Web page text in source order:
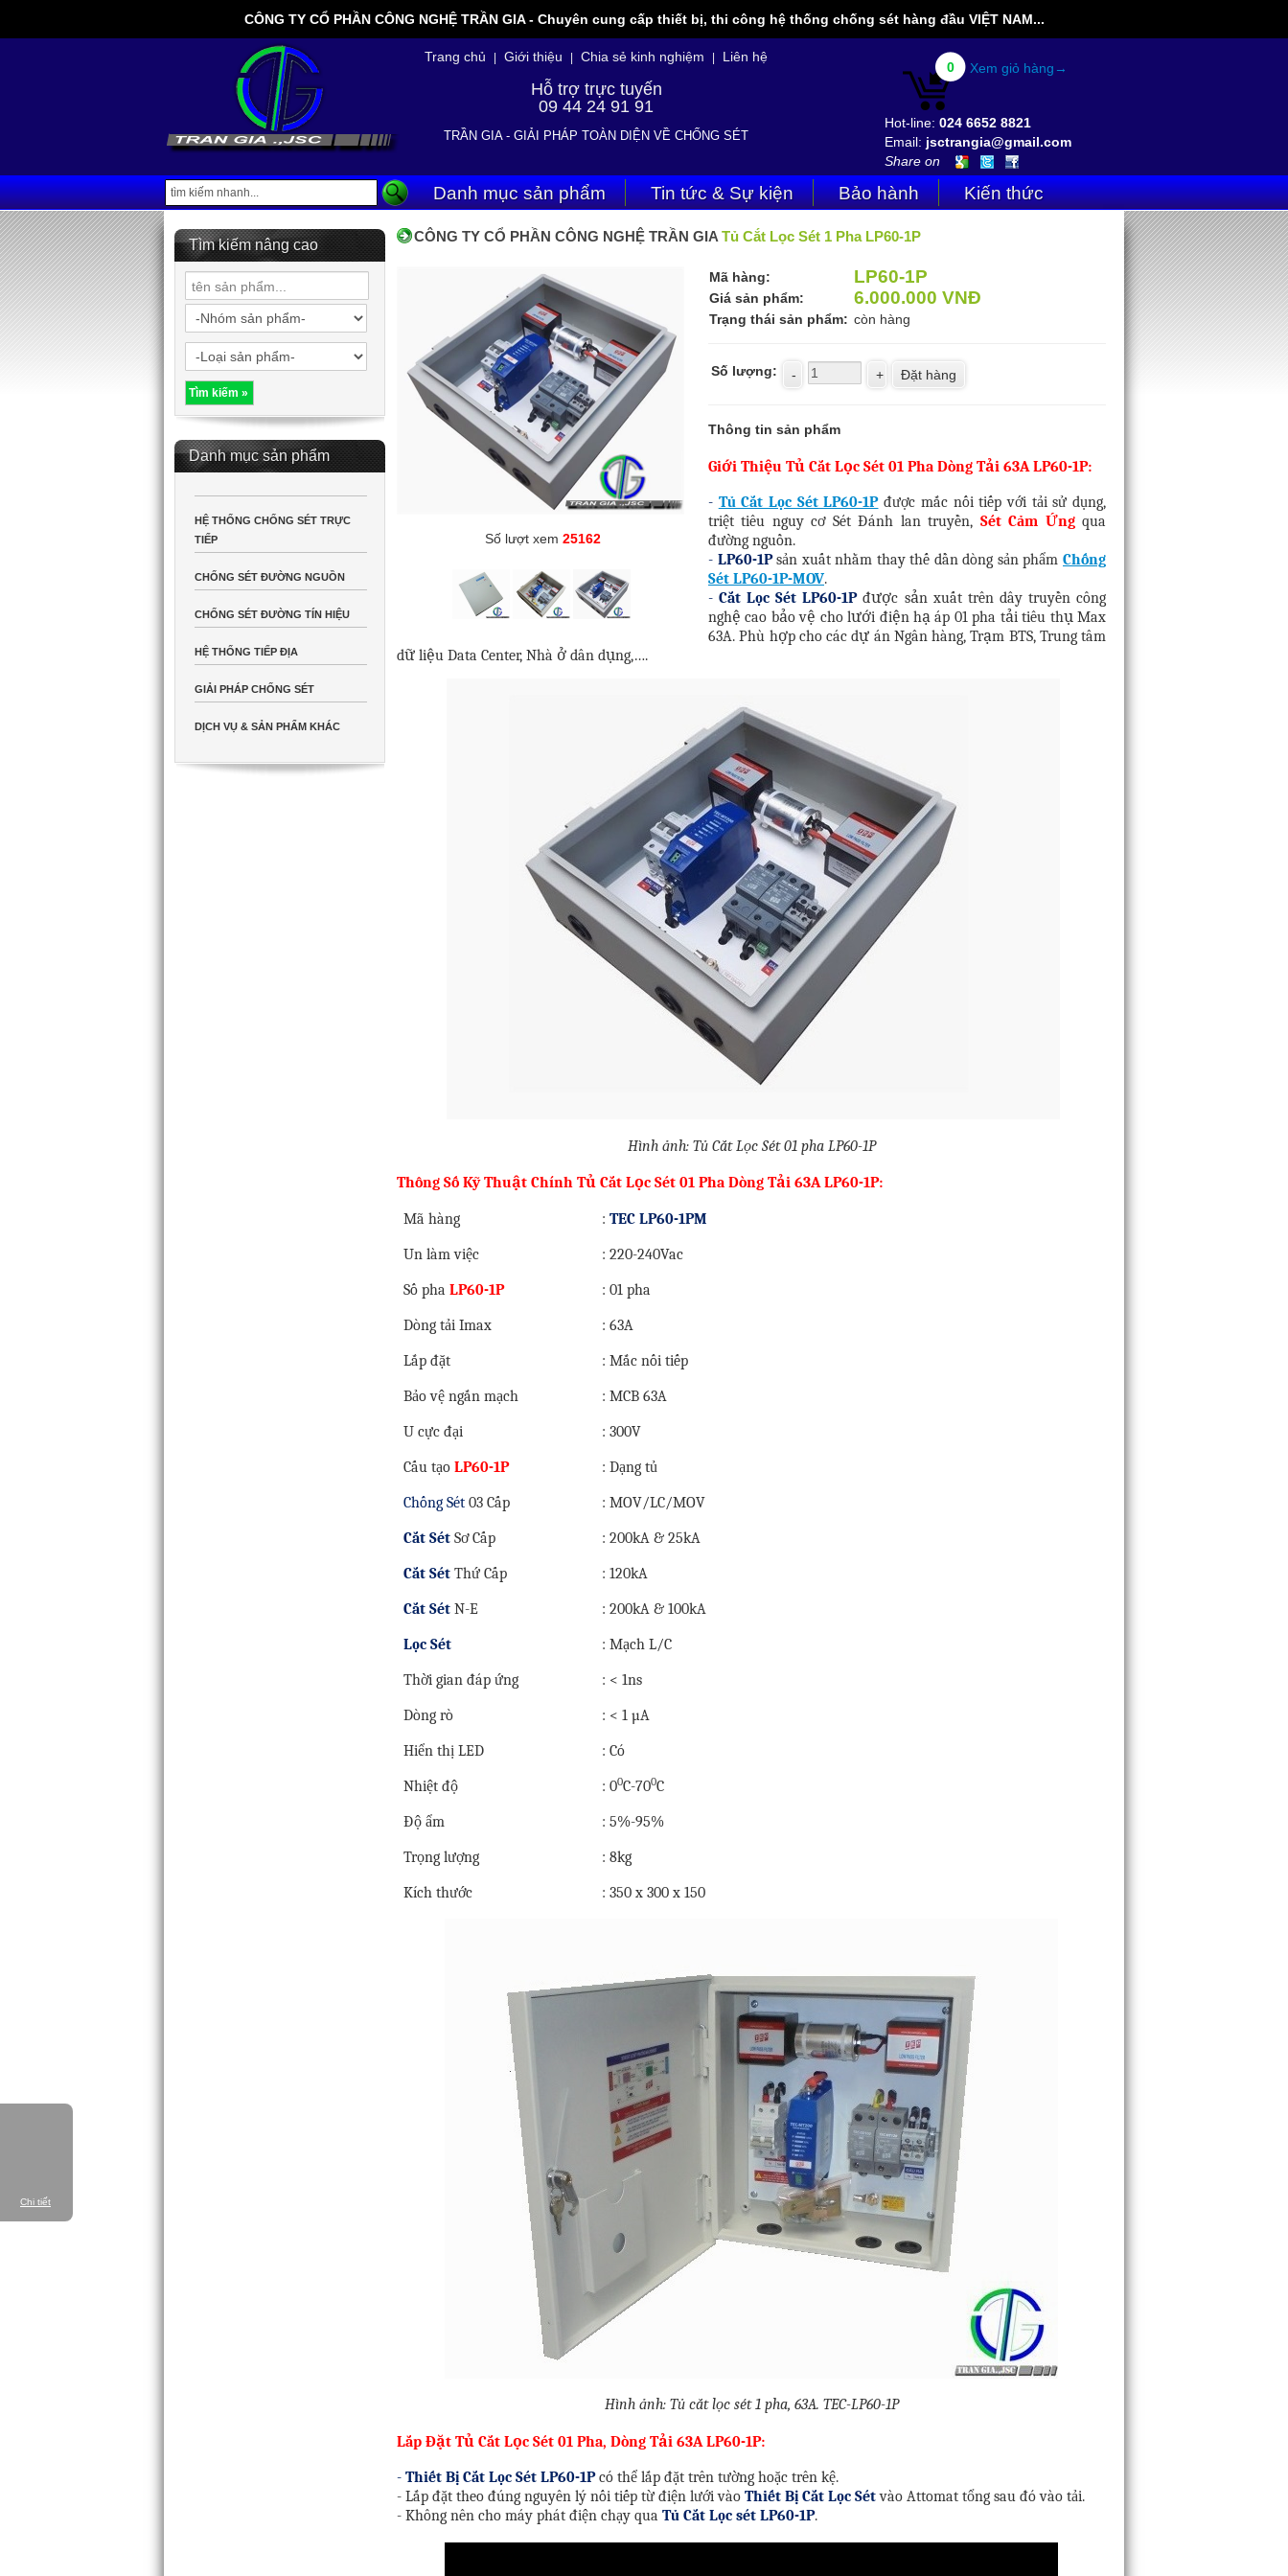
Chi tiết
Trang chủ Giới thiệu Chia sẻ kinh nghiệm Liên hệ
Hỗ trợ trực tuyến
09 44 24 91 91
TRẦN GIA - GIẢI PHÁP TOÀN DIỆN VỀ CHỐNG SÉT
0 Xem giỏ hàng→
Hot-line: 024 6652 8821
Email: jsctrangia@gmail.com
Share on
Danh mục sản phẩm Tin tức & Sự kiện Bảo hành Kiến thức
Tìm kiếm nâng cao
Danh mục sản phẩm
HỆ THỐNG CHỐNG SÉT TRỰC
TIẾP
CHỐNG SÉT ĐƯỜNG NGUỒN
CHỐNG SÉT ĐƯỜNG TÍN HIỆU
HỆ THỐNG TIẾP ĐỊA
GIẢI PHÁP CHỐNG SÉT
DỊCH VỤ & SẢN PHẨM KHÁC
CÔNG TY CỔ PHẦN CÔNG NGHỆ TRẦN GIA Tủ Cắt Lọc Sét 1 Pha LP60-1P
Số lượt xem 25162
Mã hàng: LP60-1P
Giá sản phẩm: 6.000.000 VNĐ
Trạng thái sản phẩm: còn hàng
Số lượng:
Thông tin sản phẩm
Giới Thiệu Tủ Cắt Lọc Sét 01 Pha Dòng Tải 63A LP60-1P:
- Tủ Cắt Lọc Sét LP60-1Pđược mắc nối tiếp với tải sử dụng,
triệt tiêu nguy cơ Sét Đánh lan truyền, Sét Cảm Ứngqua
đường nguồn.
- LP60-1Psản xuất nhằm thay thế dần dòng sản phẩmChống
Sét LP60-1P-MOV.
-Cắt Lọc Sét LP60-1Pđược sản xuất trên dây truyền công
nghệ cao bảo vệ cho lưới điện hạ áp 01 pha tải tiêu thụ Max
63A. Phù hợp cho các dự án Ngân hàng, Trạm BTS, Trung tâm
dữ liệu Data Center, Nhà ở dân dụng,….
Hình ảnh: Tủ Cắt Lọc Sét 01 pha LP60-1P
Thông Số Kỹ Thuật Chính Tủ Cắt Lọc Sét 01 Pha Dòng Tải 63A LP60-1P:
Mã hàng :TEC LP60-1PM
Un làm việc : 220-240Vac
Số phaLP60-1P : 01 pha
Dòng tải Imax : 63A
Lắp đặt : Mắc nối tiếp
Bảo vệ ngắn mạch : MCB 63A
U cực đại : 300V
Cấu tạoLP60-1P : Dạng tủ
Chống Sét 03 Cấp : MOV/LC/MOV
Cắt Sét Sơ Cấp : 200kA & 25kA
Cắt Sét Thứ Cấp : 120kA
Cắt Sét N-E : 200kA & 100kA
Lọc Sét : Mạch L/C
Thời gian đáp ứng : < 1ns
Dòng rò : < 1 µA
Hiển thị LED : Có
Nhiệt độ : 00C-700C
Độ ẩm : 5%-95%
Trọng lượng : 8kg
Kích thước : 350 x 300 x 150
Hình ảnh: Tủ cắt lọc sét 1 pha, 63A. TEC-LP60-1P
Lắp Đặt Tủ Cắt Lọc Sét 01 Pha, Dòng Tải 63A LP60-1P:
- Thiết Bị Cắt Lọc Sét LP60-1Pcó thể lắp đặt trên tường hoặc trên kệ.
- Lắp đặt theo đúng nguyên lý nối tiếp từ điện lưới vào Thiết Bị Cắt Lọc Sét vào Attomat tổng sau đó vào tải.
- Không nên cho máy phát điện chạy qua Tủ Cắt Lọc sét LP60-1P.
CÔNG TY CỔ PHẦN CÔNG NGHỆ TRẦN GIA - Chuyên cung cấp thiết bị, thi công hệ thống chống sét hàng đầu VIỆT NAM...